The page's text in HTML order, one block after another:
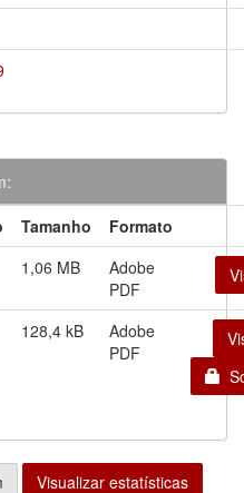
Tamanho
Formato
1,06 MB
Adobe
PDF
128,4 kB
Adobe
PDF
Visualizar estatísticas